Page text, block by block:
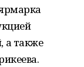
а также